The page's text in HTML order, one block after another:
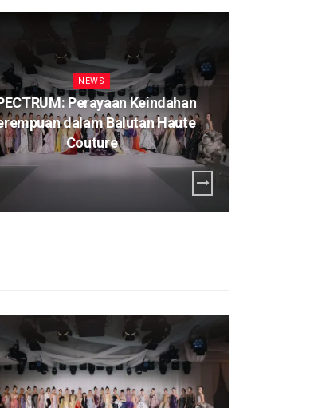
NEWS
Perayaan Keindahan
dalam Balutan Haute
Couture